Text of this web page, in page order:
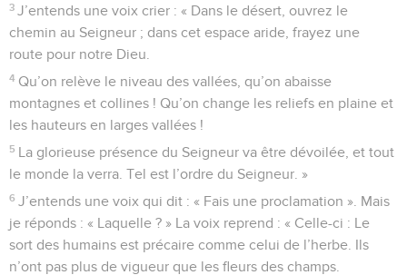
3 J’entends une voix crier : « Dans le désert, ouvrez le
chemin au Seigneur ; dans cet espace aride, frayez une
route pour notre Dieu.
4 Qu’on relève le niveau des vallées, qu’on abaisse
montagnes et collines ! Qu’on change les reliefs en plaine et
les hauteurs en larges vallées !
5 La glorieuse présence du Seigneur va être dévoilée, et tout
le monde la verra. Tel est l’ordre du Seigneur. »
6 J’entends une voix qui dit : « Fais une proclamation ». Mais
je réponds : « Laquelle ? » La voix reprend : « Celle-ci : Le
sort des humains est précaire comme celui de l’herbe. Ils
n’ont pas plus de vigueur que les fleurs des champs.